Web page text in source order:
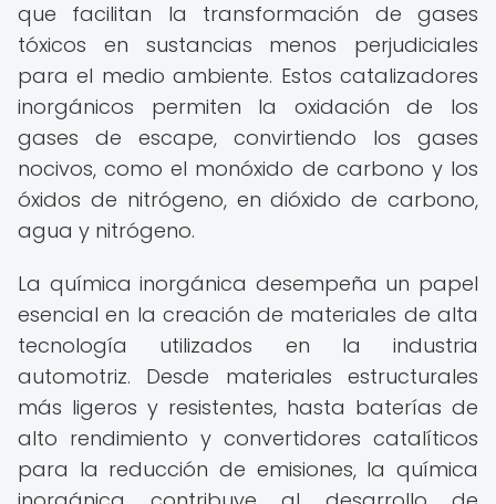
que facilitan la transformación de gases
tóxicos en sustancias menos perjudiciales
para el medio ambiente. Estos catalizadores
inorgánicos permiten la oxidación de los
gases de escape, convirtiendo los gases
nocivos, como el monóxido de carbono y los
óxidos de nitrógeno, en dióxido de carbono,
agua y nitrógeno.
La química inorgánica desempeña un papel
esencial en la creación de materiales de alta
tecnología utilizados en la industria
automotriz. Desde materiales estructurales
más ligeros y resistentes, hasta baterías de
alto rendimiento y convertidores catalíticos
para la reducción de emisiones, la química